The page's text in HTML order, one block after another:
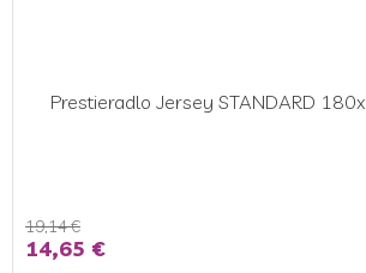
Prestieradlo Jersey STANDARD
19,14 €
14,65 €